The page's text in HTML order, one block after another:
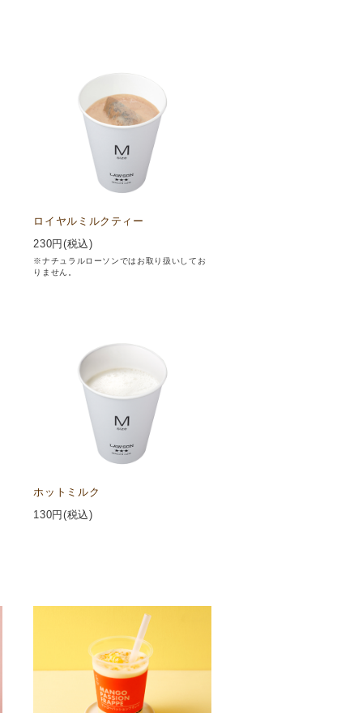
ロイヤルミルクティー
230円(税込)
※ナチュラルローソンではお取り扱いしてお
りません。
ホットミルク
130円(税込)